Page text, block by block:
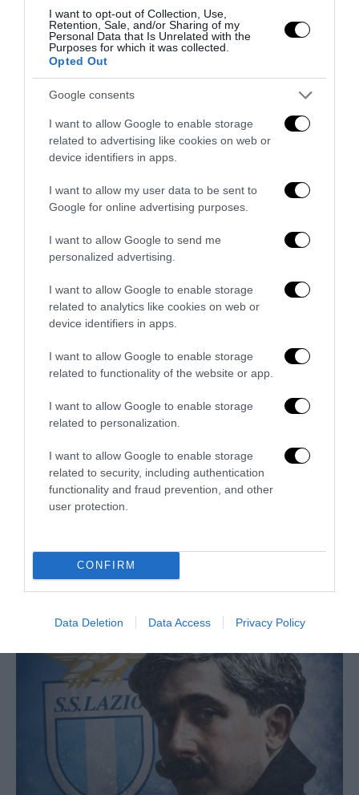
I want to opt-out of Collection, Use,
Retention, Sale, and/or Sharing of my
Personal Data that Is Unrelated with the
Purposes for which it was collected.
Opted Out
Google consents
I want to allow Google to enable storage
related to advertising like cookies on web or
device identifiers in apps.
I want to allow my user data to be sent to
Google for online advertising purposes.
I want to allow Google to send me
personalized advertising.
I want to allow Google to enable storage
related to analytics like cookies on web or
device identifiers in apps.
I want to allow Google to enable storage
related to functionality of the website or app.
I want to allow Google to enable storage
related to personalization.
I want to allow Google to enable storage
related to security, including authentication
functionality and fraud prevention, and other
user protection.
CONFIRM
Data Deletion Data Access Privacy Policy
Trump e Infantino: oltre l’ultimo Mondiale dell’umanità
9 Luglio 2026
Un Mondiale senza l’Italia. Ma con la remigrazione
17 Giugno 2026